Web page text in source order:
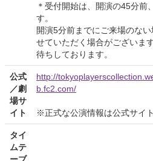
＊受付開始は、開演の45分前
す。
開演5分前までにご来場のな
せていただく場合がございま
待ちしております。
公式
／劇
場サ
イト
http://
b.fc2.com/
※正式な公演情報は公式サイ
タイ
ムテ